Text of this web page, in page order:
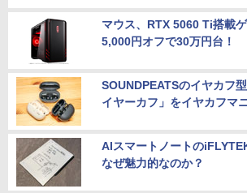
マウス、RTX 5060 Ti搭載
5,000円オフで30万円台！
SOUNDPEATSのイヤカフ
イヤーカフ」をイヤカフマ
AIスマートノートの
なぜ魅力的なのか？